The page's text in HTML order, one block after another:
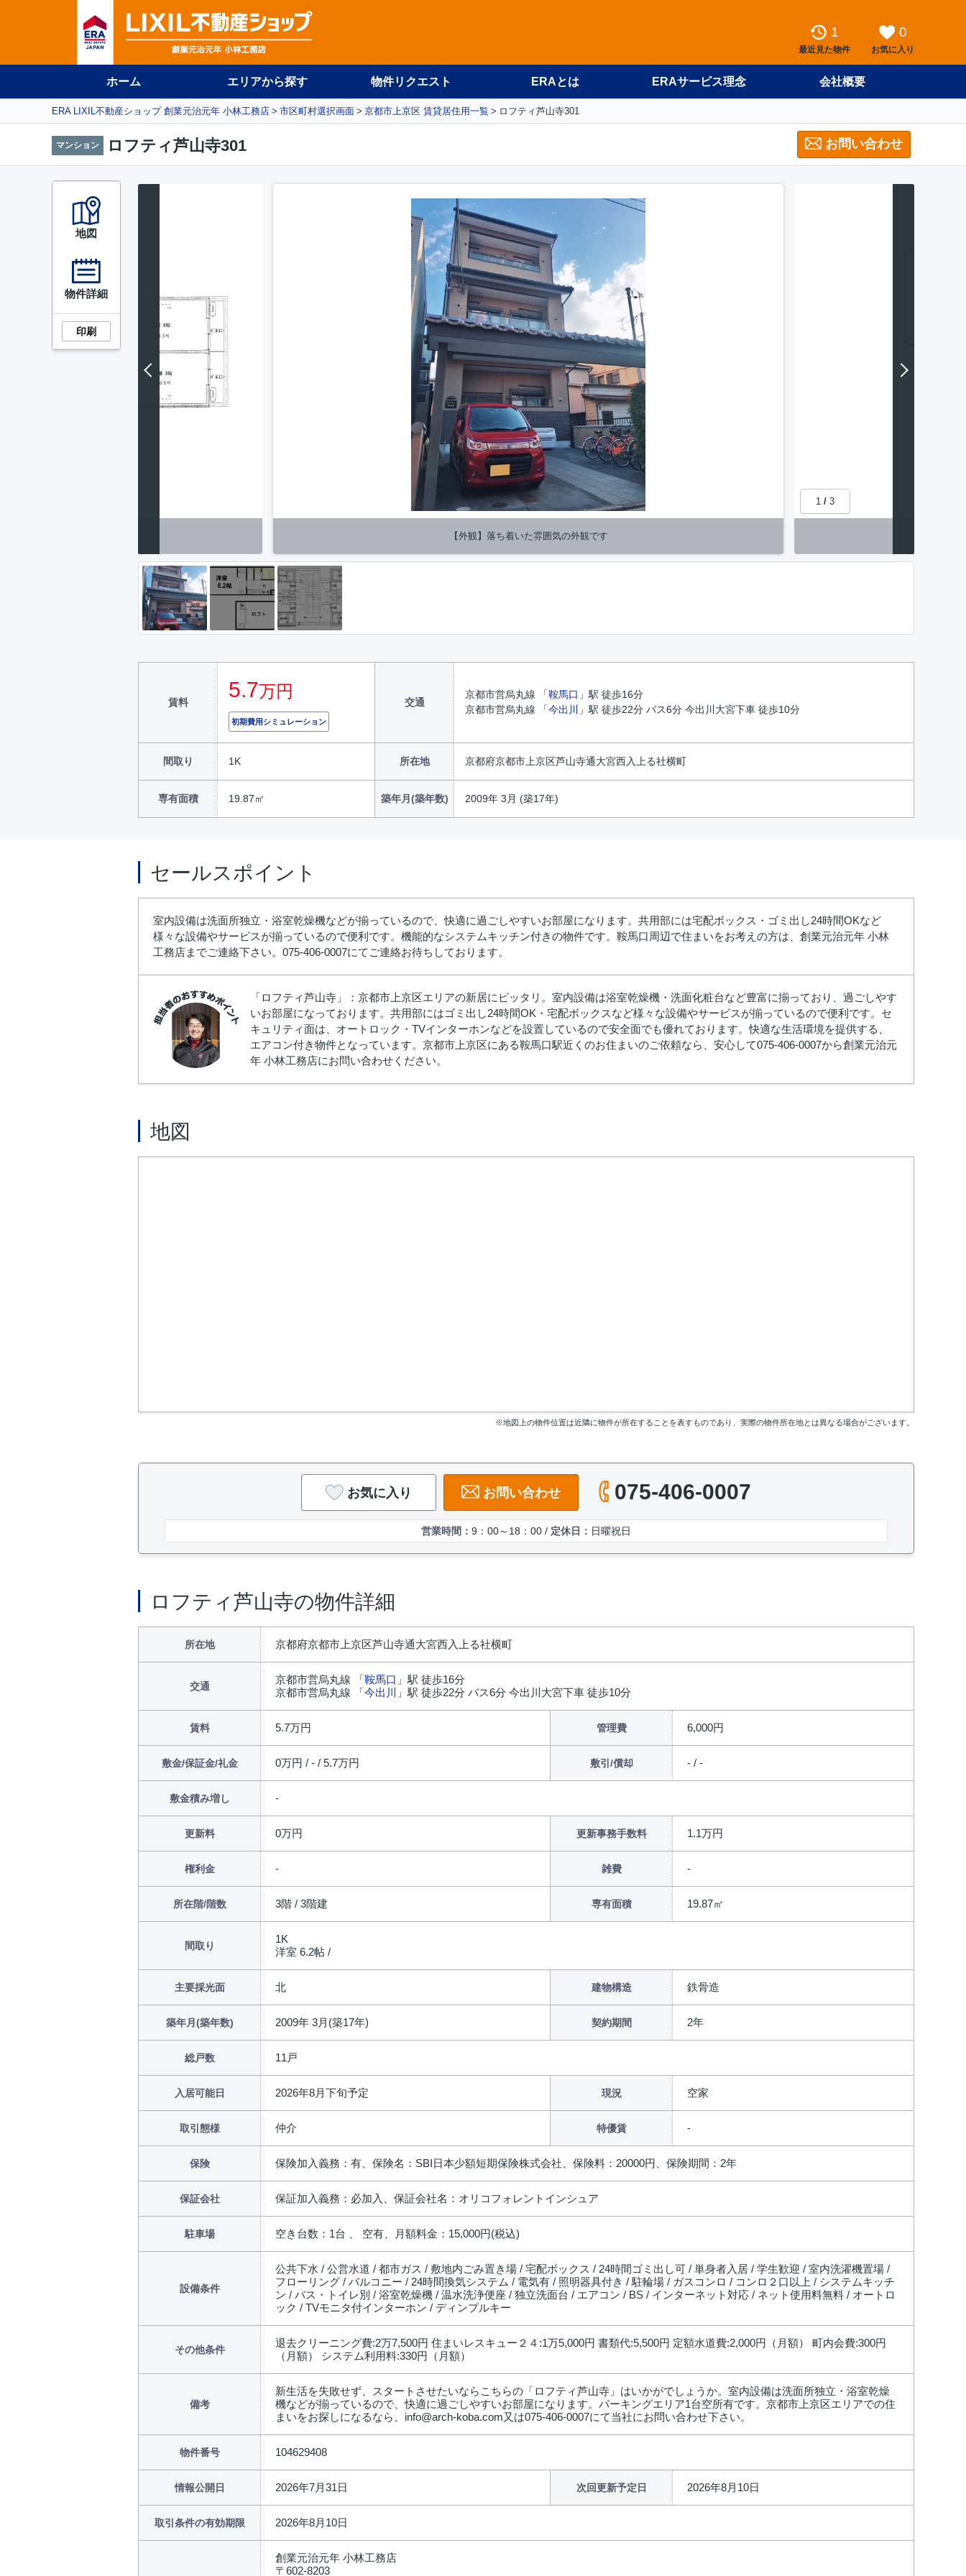
1
最近見た物件
0
お気に入り
ホーム エリアから探す 物件リクエスト ERAとは ERAサービス理念 会社概要
ERA LIXIL不動産ショップ 創業元治元年 小林工務店 市区町村選択画面 京都市上京区 賃貸居住用一覧 ロフティ芦山寺301
マンション ロフティ芦山寺301 お問い合わせ
1 / 3
【外観】落ち着いた雰囲気の外観です
賃料
5.7万円
初期費用シミュレーション
交通
京都市営烏丸線 「鞍馬口 」駅 徒歩16分
京都市営烏丸線 「今出川 」駅 徒歩22分 バス6分 今出川大宮下車 徒歩10分
間取り 1K 所在地 京都府京都市上京区芦山寺通大宮西入上る社横町
専有面積 19.87㎡ 築年月(築年数) 2009年 3月 (築17年)
地図
物件詳細
印刷
セールスポイント
室内設備は洗面所独立・浴室乾燥機などが揃っているので、快適に過ごしやすいお部屋になります。共用部には宅配ボックス・ゴミ出し24時間OKなど
様々な設備やサービスが揃っているので便利です。機能的なシステムキッチン付きの物件です。鞍馬口周辺で住まいをお考えの方は、創業元治元年 小林
工務店までご連絡下さい。075-406-0007にてご連絡お待ちしております。
「ロフティ芦山寺」：京都市上京区エリアの新居にピッタリ。室内設備は浴室乾燥機・洗面化粧台など豊富に揃っており、過ごしやす
いお部屋になっております。共用部にはゴミ出し24時間OK・宅配ボックスなど様々な設備やサービスが揃っているので便利です。セ
キュリティ面は、オートロック・TVインターホンなどを設置しているので安全面でも優れております。快適な生活環境を提供する、
エアコン付き物件となっています。京都市上京区にある鞍馬口駅近くのお住まいのご依頼なら、安心して075-406-0007から創業元治元
年 小林工務店にお問い合わせください。
地図
※地図上の物件位置は近隣に物件が所在することを表すものであり、実際の物件所在地とは異なる場合がございます。
お気に入り お問い合わせ 075-406-0007
営業時間： 9：00～18：00 / 定休日： 日曜祝日
ロフティ芦山寺の物件詳細
所在地 京都府京都市上京区芦山寺通大宮西入上る社横町
交通
京都市営烏丸線 「鞍馬口 」駅 徒歩16分
京都市営烏丸線 「今出川 」駅 徒歩22分 バス6分 今出川大宮下車 徒歩10分
賃料 5.7万円 管理費 6,000円
敷金/保証金/礼金 0万円 / - / 5.7万円 敷引/償却 - / -
敷金積み増し
更新料 0万円 更新事務手数料 1.1万円
権利金 雑費
所在階/階数 3階 / 3階建 専有面積 19.87㎡
間取り
1K
洋室 6.2帖 /
主要採光面 北 建物構造 鉄骨造
築年月(築年数) 2009年 3月(築17年) 契約期間 2年
総戸数 11戸
入居可能日 2026年8月下旬予定 現況 空家
取引態様 仲介 特優賃
保険 保険加入義務：有、保険名：SBI日本少額短期保険株式会社、保険料：20000円、保険期間：2年
保証会社 保証加入義務：必加入、保証会社名：オリコフォレントインシュア
駐車場 空き台数：1台 、 空有、月額料金：15,000円(税込)
設備条件
公共下水 / 公営水道 / 都市ガス / 敷地内ごみ置き場 / 宅配ボックス / 24時間ゴミ出し可 / 単身者入居 / 学生歓迎 / 室内洗濯機置場 /
フローリング / バルコニー / 24時間換気システム / 電気有 / 照明器具付き / 駐輪場 / ガスコンロ / コンロ２口以上 / システムキッチ
ン / バス・トイレ別 / 浴室乾燥機 / 温水洗浄便座 / 独立洗面台 / エアコン / BS / インターネット対応 / ネット使用料無料 / オートロ
ック / TVモニタ付インターホン / ディンプルキー
その他条件
退去クリーニング費:2万7,500円 住まいレスキュー２４:1万5,000円 書類代:5,500円 定額水道費:2,000円（月額） 町内会費:300円
（月額） システム利用料:330円（月額）
備考
新生活を失敗せず、スタートさせたいならこちらの「ロフティ芦山寺」はいかがでしょうか。室内設備は洗面所独立・浴室乾燥
機などが揃っているので、快適に過ごしやすいお部屋になります。パーキングエリア1台空所有です。京都市上京区エリアでの住
まいをお探しになるなら、info@arch-koba.com又は075-406-0007にて当社にお問い合わせ下さい。
物件番号 104629408
情報公開日 2026年7月31日 次回更新予定日 2026年8月10日
取引条件の有効期限 2026年8月10日
創業元治元年 小林工務店
〒602-8203